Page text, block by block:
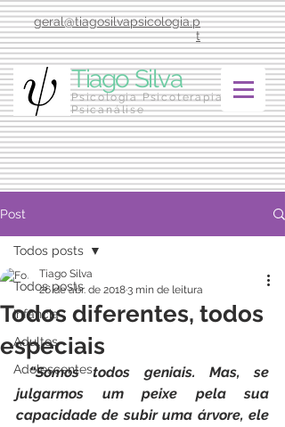
geral@tiagosilvapsicologia.p
t
Tiago Silva
Psicologia Psicoterapia
Psicanálise
Post
Todos posts
Infância
Adultos
Adolescentes
Todos posts
Todos diferentes, todos
especiais
Tiago Silva
26 de abr. de 20183 min de leitura
“Somos todos geniais. Mas, se
julgarmos um peixe pela sua
capacidade de subir uma árvore, ele